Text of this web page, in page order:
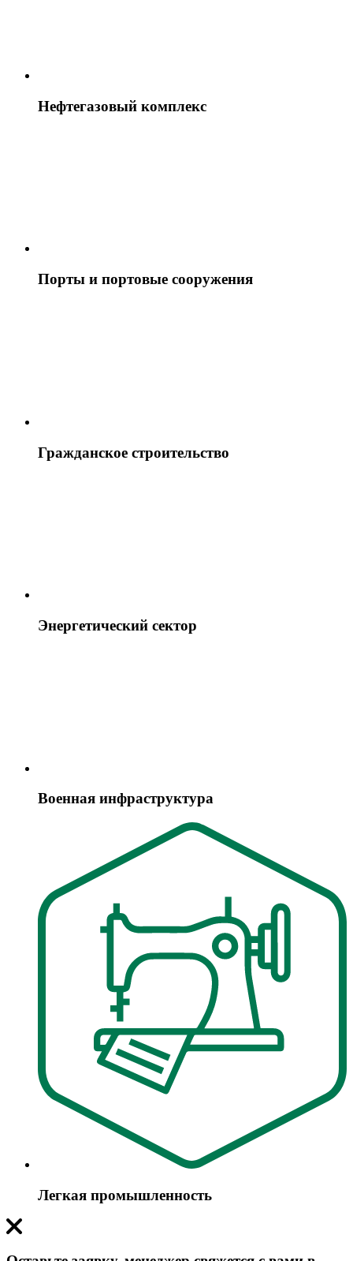
Нефтегазовый комплекс
Порты и портовые сооружения
Гражданское строительство
Энергетический сектор
Военная инфраструктура
Легкая промышленность